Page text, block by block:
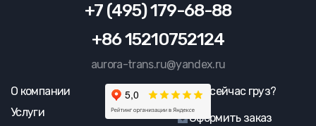
+7 (495) 179-68-88
+86 15210752124
aurora-trans.ru@yandex.ru
О компании
Услуги
Где сейчас груз?
Оформить заказ